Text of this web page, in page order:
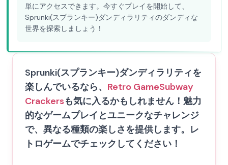
単にアクセスできます。今すぐプレイを開始して、
Sprunki(スプランキー)ダンディラリティのダンディな
世界を探索しましょう！
Sprunki(スプランキー)ダンディラリティを
楽しんでいるなら、 Retro GameSubway
Crackersも気に入るかもしれません！魅力
的なゲームプレイとユニークなチャレンジ
で、異なる種類の楽しさを提供します。レ
トロゲームでチェックしてください！